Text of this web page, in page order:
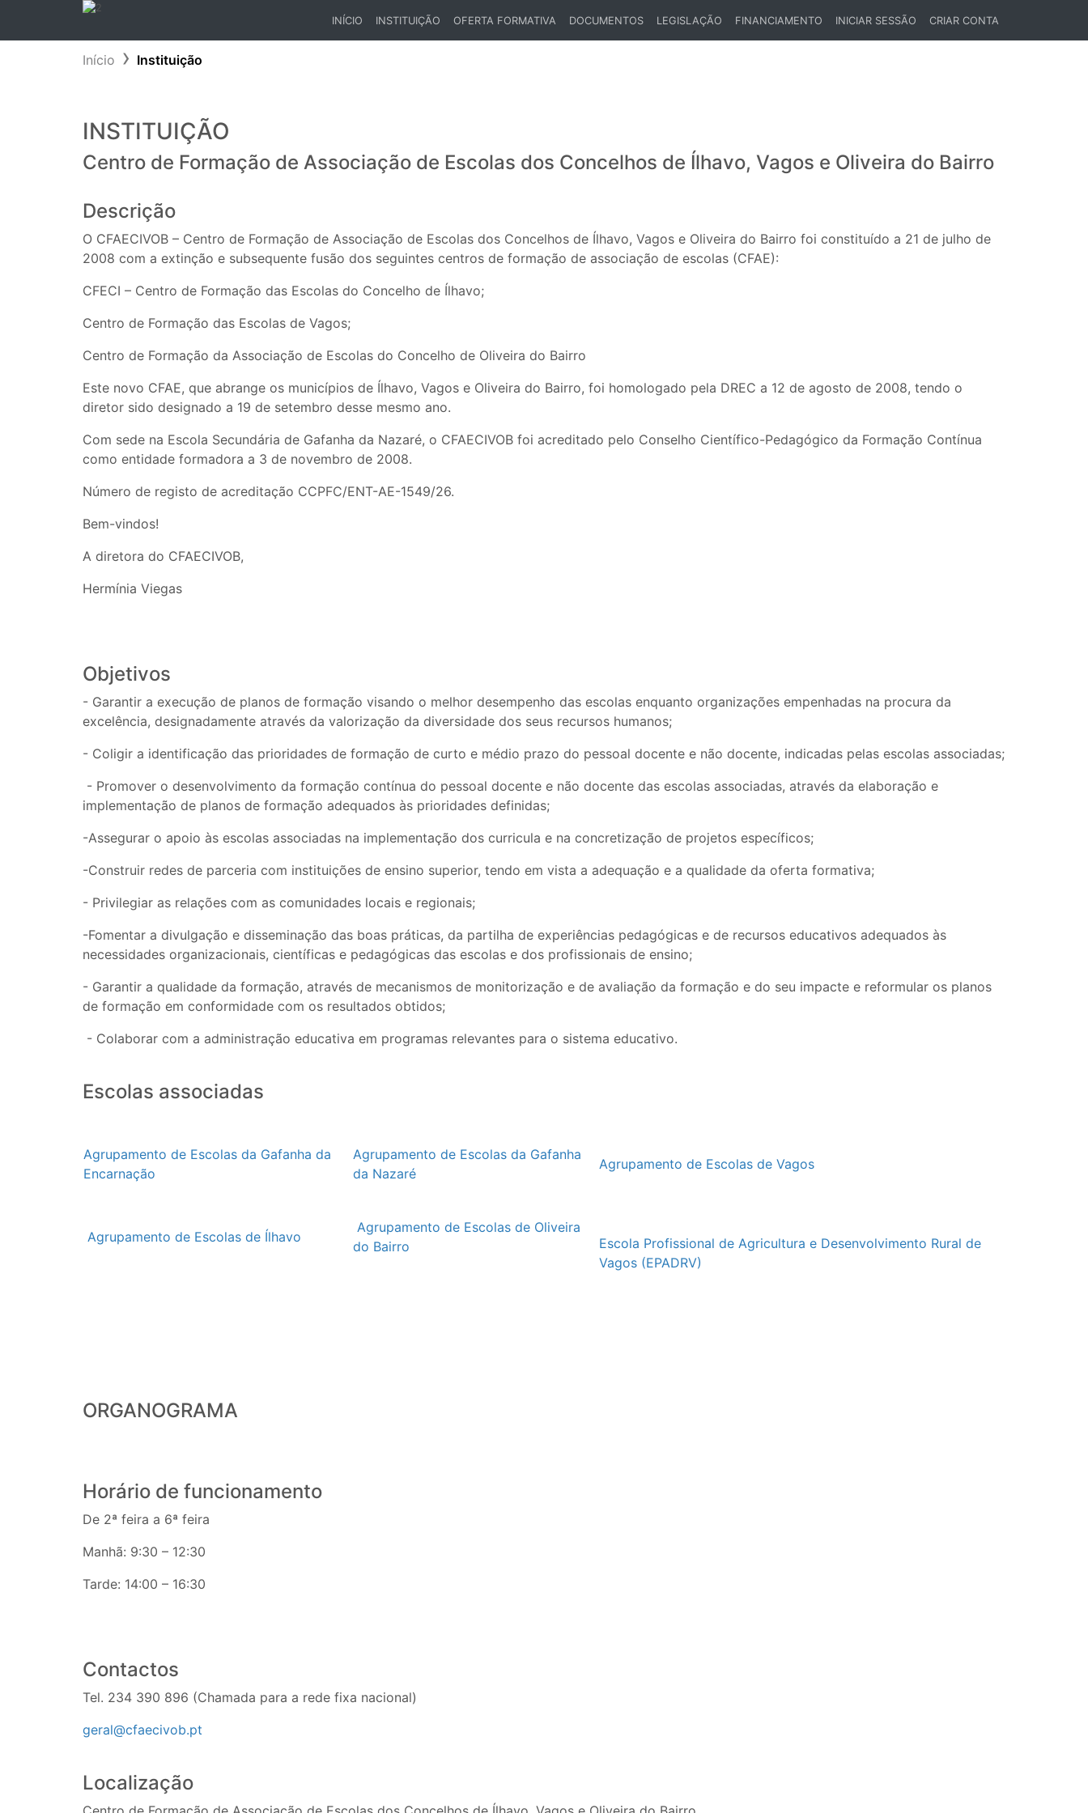
INÍCIO
INSTITUIÇÃO OFERTA FORMATIVA DOCUMENTOS LEGISLAÇÃO FINANCIAMENTO INICIAR SESSÃO CRIAR CONTA
Início Instituição
INSTITUIÇÃO
Centro de Formação de Associação de Escolas dos Concelhos de Ílhavo, Vagos e Oliveira do Bairro
Descrição
O CFAECIVOB – Centro de Formação de Associação de Escolas dos Concelhos de Ílhavo, Vagos e Oliveira do Bairro foi constituído a 21 de julho de
2008 com a extinção e subsequente fusão dos seguintes centros de formação de associação de escolas (CFAE):
CFECI – Centro de Formação das Escolas do Concelho de Ílhavo;
Centro de Formação das Escolas de Vagos;
Centro de Formação da Associação de Escolas do Concelho de Oliveira do Bairro
Este novo CFAE, que abrange os municípios de Ílhavo, Vagos e Oliveira do Bairro, foi homologado pela DREC a 12 de agosto de 2008, tendo o
diretor sido designado a 19 de setembro desse mesmo ano.
Com sede na Escola Secundária de Gafanha da Nazaré, o CFAECIVOB foi acreditado pelo Conselho Científico-Pedagógico da Formação Contínua
como entidade formadora a 3 de novembro de 2008.
Número de registo de acreditação CCPFC/ENT-AE-1549/26.
Bem-vindos!
A diretora do CFAECIVOB,
Hermínia Viegas
Objetivos
- Garantir a execução de planos de formação visando o melhor desempenho das escolas enquanto organizações empenhadas na procura da
excelência, designadamente através da valorização da diversidade dos seus recursos humanos;
- Coligir a identificação das prioridades de formação de curto e médio prazo do pessoal docente e não docente, indicadas pelas escolas associadas;
- Promover o desenvolvimento da formação contínua do pessoal docente e não docente das escolas associadas, através da elaboração e
implementação de planos de formação adequados às prioridades definidas;
-Assegurar o apoio às escolas associadas na implementação dos curricula e na concretização de projetos específicos;
-Construir redes de parceria com instituições de ensino superior, tendo em vista a adequação e a qualidade da oferta formativa;
- Privilegiar as relações com as comunidades locais e regionais;
-Fomentar a divulgação e disseminação das boas práticas, da partilha de experiências pedagógicas e de recursos educativos adequados às
necessidades organizacionais, científicas e pedagógicas das escolas e dos profissionais de ensino;
- Garantir a qualidade da formação, através de mecanismos de monitorização e de avaliação da formação e do seu impacte e reformular os planos
de formação em conformidade com os resultados obtidos;
- Colaborar com a administração educativa em programas relevantes para o sistema educativo.
Escolas associadas
Agrupamento de Escolas da Gafanha da
Encarnação
Agrupamento de Escolas da Gafanha
da Nazaré
Agrupamento de Escolas de Vagos
Agrupamento de Escolas de Ílhavo
Agrupamento de Escolas de Oliveira
do Bairro
Escola Profissional de Agricultura e Desenvolvimento Rural de
Vagos (EPADRV)
ORGANOGRAMA
Horário de funcionamento
De 2ª feira a 6ª feira
Manhã: 9:30 – 12:30
Tarde: 14:00 – 16:30
Contactos
Tel. 234 390 896 (Chamada para a rede fixa nacional)
geral@cfaecivob.pt
Localização